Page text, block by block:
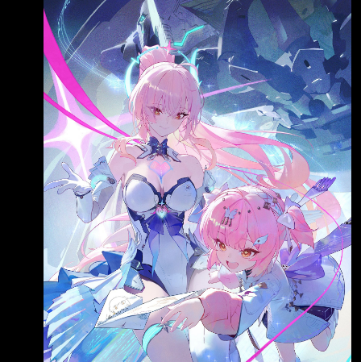
感謝老師帶給我們這麼多好看的作品！ 第十八
天 洛瑟菈
https://x.com/jeonghee1414/status/2058237